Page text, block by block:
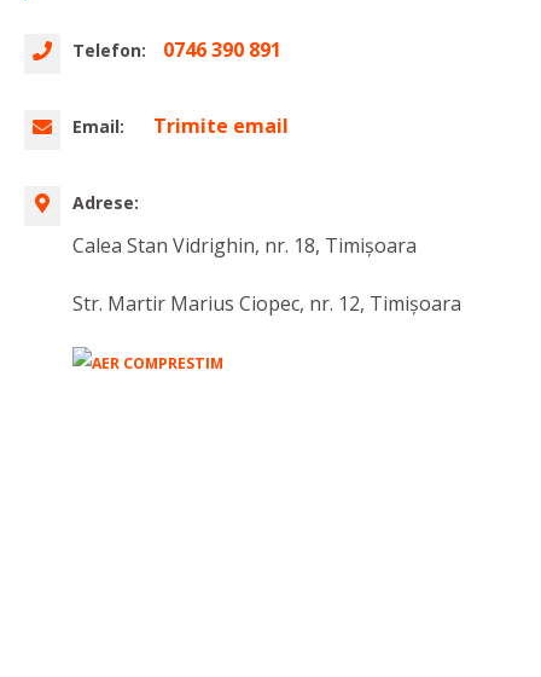
Telefon: 0746 390 891
Email: Trimite email
Adrese:
Calea Stan Vidrighin, nr. 18, Timișoara
Str. Martir Marius Ciopec, nr. 12, Timişoara